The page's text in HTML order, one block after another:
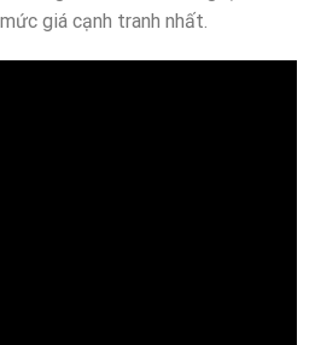
giá cạnh tranh nhất.